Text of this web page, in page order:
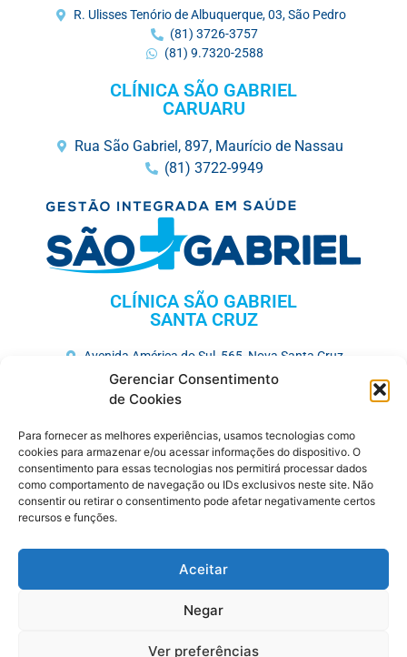
Gerenciar Consentimento
de Cookies
Para fornecer as melhores experiências, usamos tecnologias como
cookies para armazenar e/ou acessar informações do dispositivo. O
consentimento para essas tecnologias nos permitirá processar dados
como comportamento de navegação ou IDs exclusivos neste site. Não
consentir ou retirar o consentimento pode afetar negativamente certos
recursos e funções.
Aceitar
Negar
Ver preferências
R. Ulisses Tenório de Albuquerque, 03, São Pedro
(81) 3726-3757
(81) 9.7320-2588
CLÍNICA SÃO GABRIEL
CARUARU
Rua São Gabriel, 897, Maurício de Nassau
(81) 3722-9949
CLÍNICA SÃO GABRIEL
SANTA CRUZ
Avenida América do Sul, 565, Nova Santa Cruz
(81) 3731-3675
HOSPITAL MEMORIAL SÃO GABRIEL
Av. José Veríssimo, 752, Maurício de Nassau
(81) 3727-7250
CENTRO MÉDICO
R. Saldanha Marinho , 383, Maurício de Nassau
(81) 3721-6480
DIAGNÓSTICO SÃO GABRIEL